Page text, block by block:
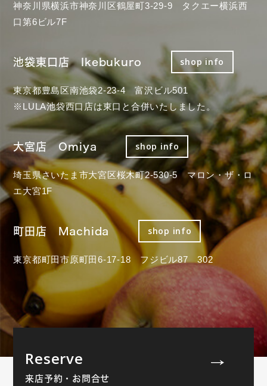
神奈川県横浜市神奈川区鶴屋町3-29-9 タクエー横浜西
口第6ビル7F
池袋東口店 Ikebukuro shop info
東京都豊島区南池袋2-23-4 富沢ビル501
※LULA池袋西口店は東口と合併いたしました。
大宮店 Omiya shop info
埼玉県さいたま市大宮区桜木町2-530-5 マロン・ザ・ロ
エ大宮1F
町田店 Machida shop info
東京都町田市原町田6-17-18 フジビル87 302
Reserve
来店予約・お問合せ